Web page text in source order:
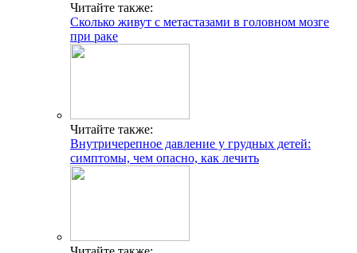
Читайте также:
Сколько живут с метастазами в головном мозге
при раке
Читайте также:
Внутричерепное давление у грудных детей:
симптомы, чем опасно, как лечить